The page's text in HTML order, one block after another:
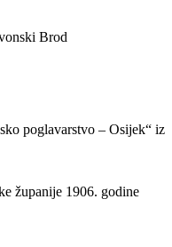
Brod
poglavarstvo – Osijek“ iz
županije 1906. godine